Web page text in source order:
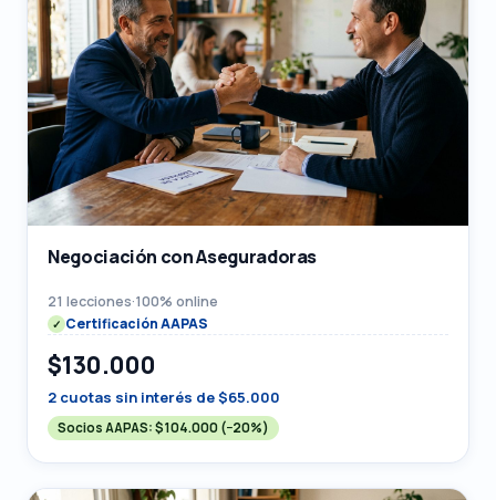
Negociación con Aseguradoras
21 lecciones·100% online
Certificación AAPAS
$130.000
2 cuotas sin interés de $65.000
Socios AAPAS: $104.000 (−20%)